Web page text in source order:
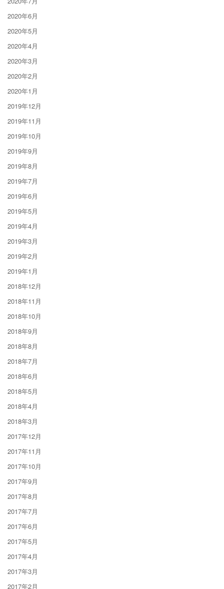
2020年6月
2020年5月
2020年4月
2020年3月
2020年2月
2020年1月
2019年12月
2019年11月
2019年10月
2019年9月
2019年8月
2019年7月
2019年6月
2019年5月
2019年4月
2019年3月
2019年2月
2019年1月
2018年12月
2018年11月
2018年10月
2018年9月
2018年8月
2018年7月
2018年6月
2018年5月
2018年4月
2018年3月
2017年12月
2017年11月
2017年10月
2017年9月
2017年8月
2017年7月
2017年6月
2017年5月
2017年4月
2017年3月
2017年2月